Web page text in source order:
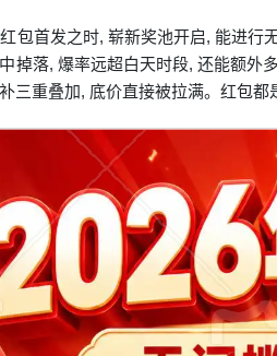
包首发之时, 崭新奖池开启, 能进
掉落, 爆率远超白天时段, 还能额外
三重叠加, 底价直接被拉满。红包